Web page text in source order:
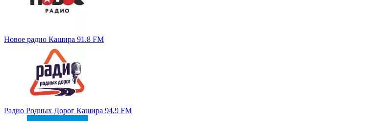
Новое радио Кашира 91.8 FM
Радио Родных Дорог Кашира 94.9 FM